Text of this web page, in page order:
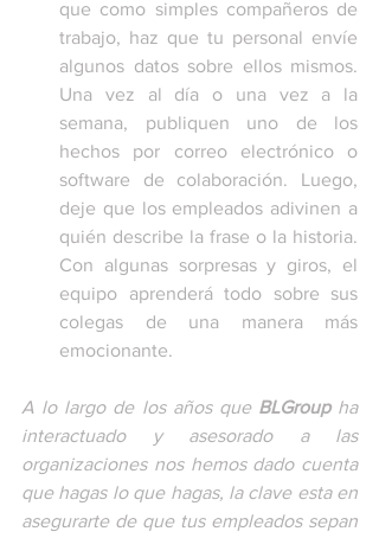
que como simples compañeros de
trabajo, haz que tu personal envíe
algunos datos sobre ellos mismos.
Una vez al día o una vez a la
semana, publiquen uno de los
hechos por correo electrónico o
software de colaboración. Luego,
deje que los empleados adivinen a
quién describe la frase o la historia.
Con algunas sorpresas y giros, el
equipo aprenderá todo sobre sus
colegas de una manera más
emocionante.
A lo largo de los años que BLGroup ha
interactuado y asesorado a las
organizaciones nos hemos dado cuenta
que hagas lo que hagas, la clave esta en
asegurarte de que tus empleados sepan